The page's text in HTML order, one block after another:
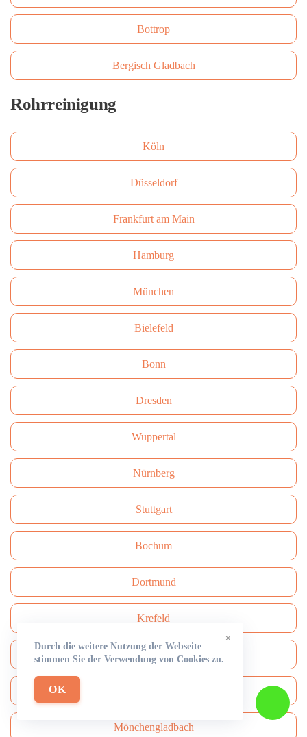
Bottrop
Bergisch Gladbach
Rohrreinigung
Köln
Düsseldorf
Frankfurt am Main
Hamburg
München
Bielefeld
Bonn
Dresden
Wuppertal
Nürnberg
Stuttgart
Bochum
Dortmund
Krefeld
Münster
Mönchengladbach
×
Durch die weitere Nutzung der Webseite
stimmen Sie der Verwendung von Cookies zu.
OK